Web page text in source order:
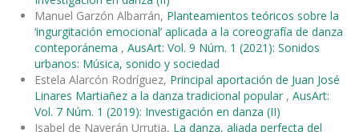
Manuel Garzón Albarrán, Planteamientos teóricos sobre la
‘ingurgitación emocional’ aplicada a la coreografía de danza
conteporánema , AusArt: Vol. 9 Núm. 1 (2021): Sonidos
urbanos: Música, sonido y sociedad
Estela Alarcón Rodríguez, Principal aportación de Juan José
Linares Martiañez a la danza tradicional popular , AusArt:
Vol. 7 Núm. 1 (2019): Investigación en danza (II)
Isabel de Naverán Urrutia, La danza, aliada perfecta del